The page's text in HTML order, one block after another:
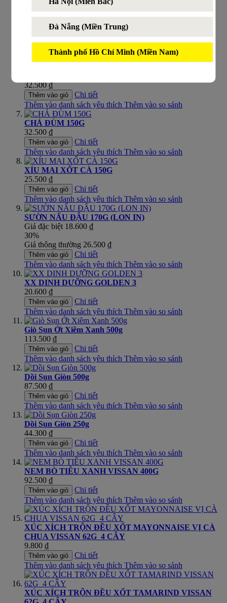
Đà Nẵng (Miền Trung)
Thành phố Hồ Chí Minh (Miền Nam)
CHẢ LỤA BÌ ỚT XIÊM VISSAN 40G*2
Giá đặc biệt 9.000 ₫
Giá thông thường 18.000 ₫
Thêm vào giỏ
Chi tiết
Thêm vào danh sách yêu thích Thêm vào so sánh
32.500 ₫
Thêm vào giỏ
Chi tiết
Thêm vào danh sách yêu thích Thêm vào so sánh
CHẢ ĐÙM 150G
32.500 ₫
Thêm vào giỏ
Chi tiết
Thêm vào danh sách yêu thích Thêm vào so sánh
XÍU MẠI XỐT CÀ 150G
25.500 ₫
Thêm vào giỏ
Chi tiết
Thêm vào danh sách yêu thích Thêm vào so sánh
SƯỜN NẤU ĐẬU 170G (LON IN)
Giá đặc biệt 18.600 ₫
30%
Giá thông thường 26.500 ₫
Thêm vào giỏ
Chi tiết
Thêm vào danh sách yêu thích Thêm vào so sánh
XX DINH DƯỠNG GOLDEN 3
20.600 ₫
Thêm vào giỏ
Chi tiết
Thêm vào danh sách yêu thích Thêm vào so sánh
Giò Sụn Ớt Xiêm Xanh 500g
113.500 ₫
Thêm vào giỏ
Chi tiết
Thêm vào danh sách yêu thích Thêm vào so sánh
Dồi Sụn Giòn 500g
87.500 ₫
Thêm vào giỏ
Chi tiết
Thêm vào danh sách yêu thích Thêm vào so sánh
Dồi Sụn Giòn 250g
44.300 ₫
Thêm vào giỏ
Chi tiết
Thêm vào danh sách yêu thích Thêm vào so sánh
NEM BÒ TIÊU XANH VISSAN 400G
92.500 ₫
Thêm vào giỏ
Chi tiết
Thêm vào danh sách yêu thích Thêm vào so sánh
XÚC XÍCH TRỘN ĐỀU XỐT MAYONNAISE VỊ CÀ
CHUA VISSAN 62G_4 CÂY
9.800 ₫
Thêm vào giỏ
Chi tiết
Thêm vào danh sách yêu thích Thêm vào so sánh
XÚC XÍCH TRỘN ĐỀU XỐT TAMARIND VISSAN